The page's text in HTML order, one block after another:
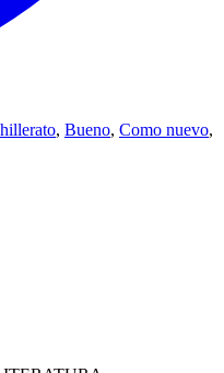
, Bueno, Como nuevo,